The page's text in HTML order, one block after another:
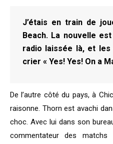
J’étais en train de
Beach. La nouvelle
radio laissée là, et
crier « Yes! Yes! On a
De l’autre côté du pays, à
raisonne. Thorn est avachi
choc. Avec lui dans son
commentateur des